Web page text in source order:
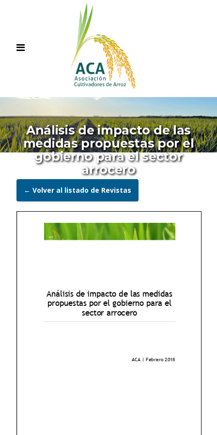
Análisis de impacto de las
medidas propuestas por el
gobierno para el sector
arrocero
← Volver al listado de Revistas